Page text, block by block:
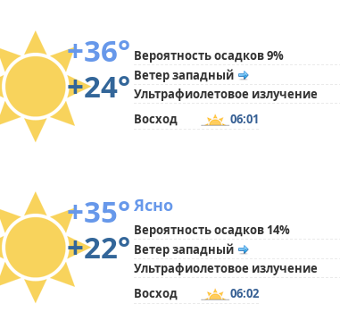
+36°
+24°
Вероятность осадков 9%
Ветер западный
Ультрафиолетовое излучение
Восход
06:01
+35°
+22°
Ясно
Вероятность осадков 14%
Ветер западный
Ультрафиолетовое излучение
Восход
06:02